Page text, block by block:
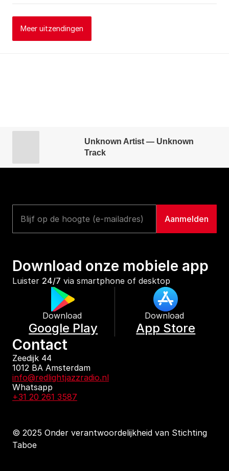
Meer uitzendingen
Unknown Artist — Unknown
Track
Download onze mobiele app
Luister 24/7 via smartphone of desktop
Download
Google Play
Download
App Store
Contact
Zeedijk 44
1012 BA Amsterdam
info@redlightjazzradio.nl
Whatsapp
+31 20 261 3587
© 2025 Onder verantwoordelijkheid van Stichting
Taboe